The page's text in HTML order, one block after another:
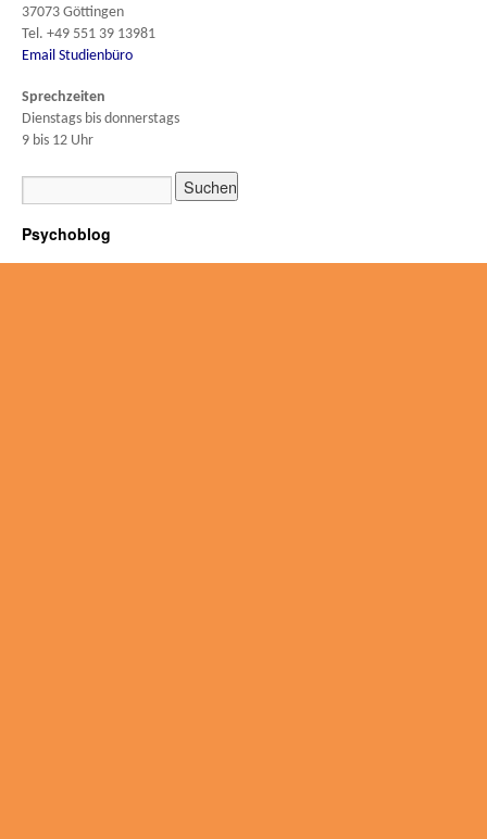
37073 Göttingen
Tel. +49 551 39 13981
Email Studienbüro
Sprechzeiten
Dienstags bis donnerstags
9 bis 12 Uhr
Psychoblog